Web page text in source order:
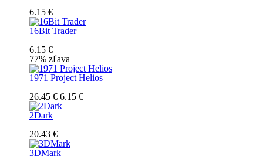
6.15 €
16Bit Trader
6.15 €
77% zľava
1971 Project Helios
26.45 € 6.15 €
2Dark
20.43 €
3DMark